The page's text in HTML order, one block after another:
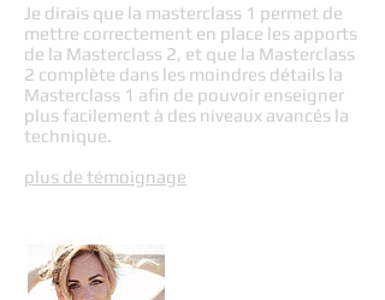
Je dirais que la masterclass 1 permet de
mettre correctement en place les apports
de la Masterclass 2, et que la Masterclass
2 complète dans les moindres détails la
Masterclass 1 afin de pouvoir enseigner
plus facilement à des niveaux avancés la
technique.
plus de témoignage